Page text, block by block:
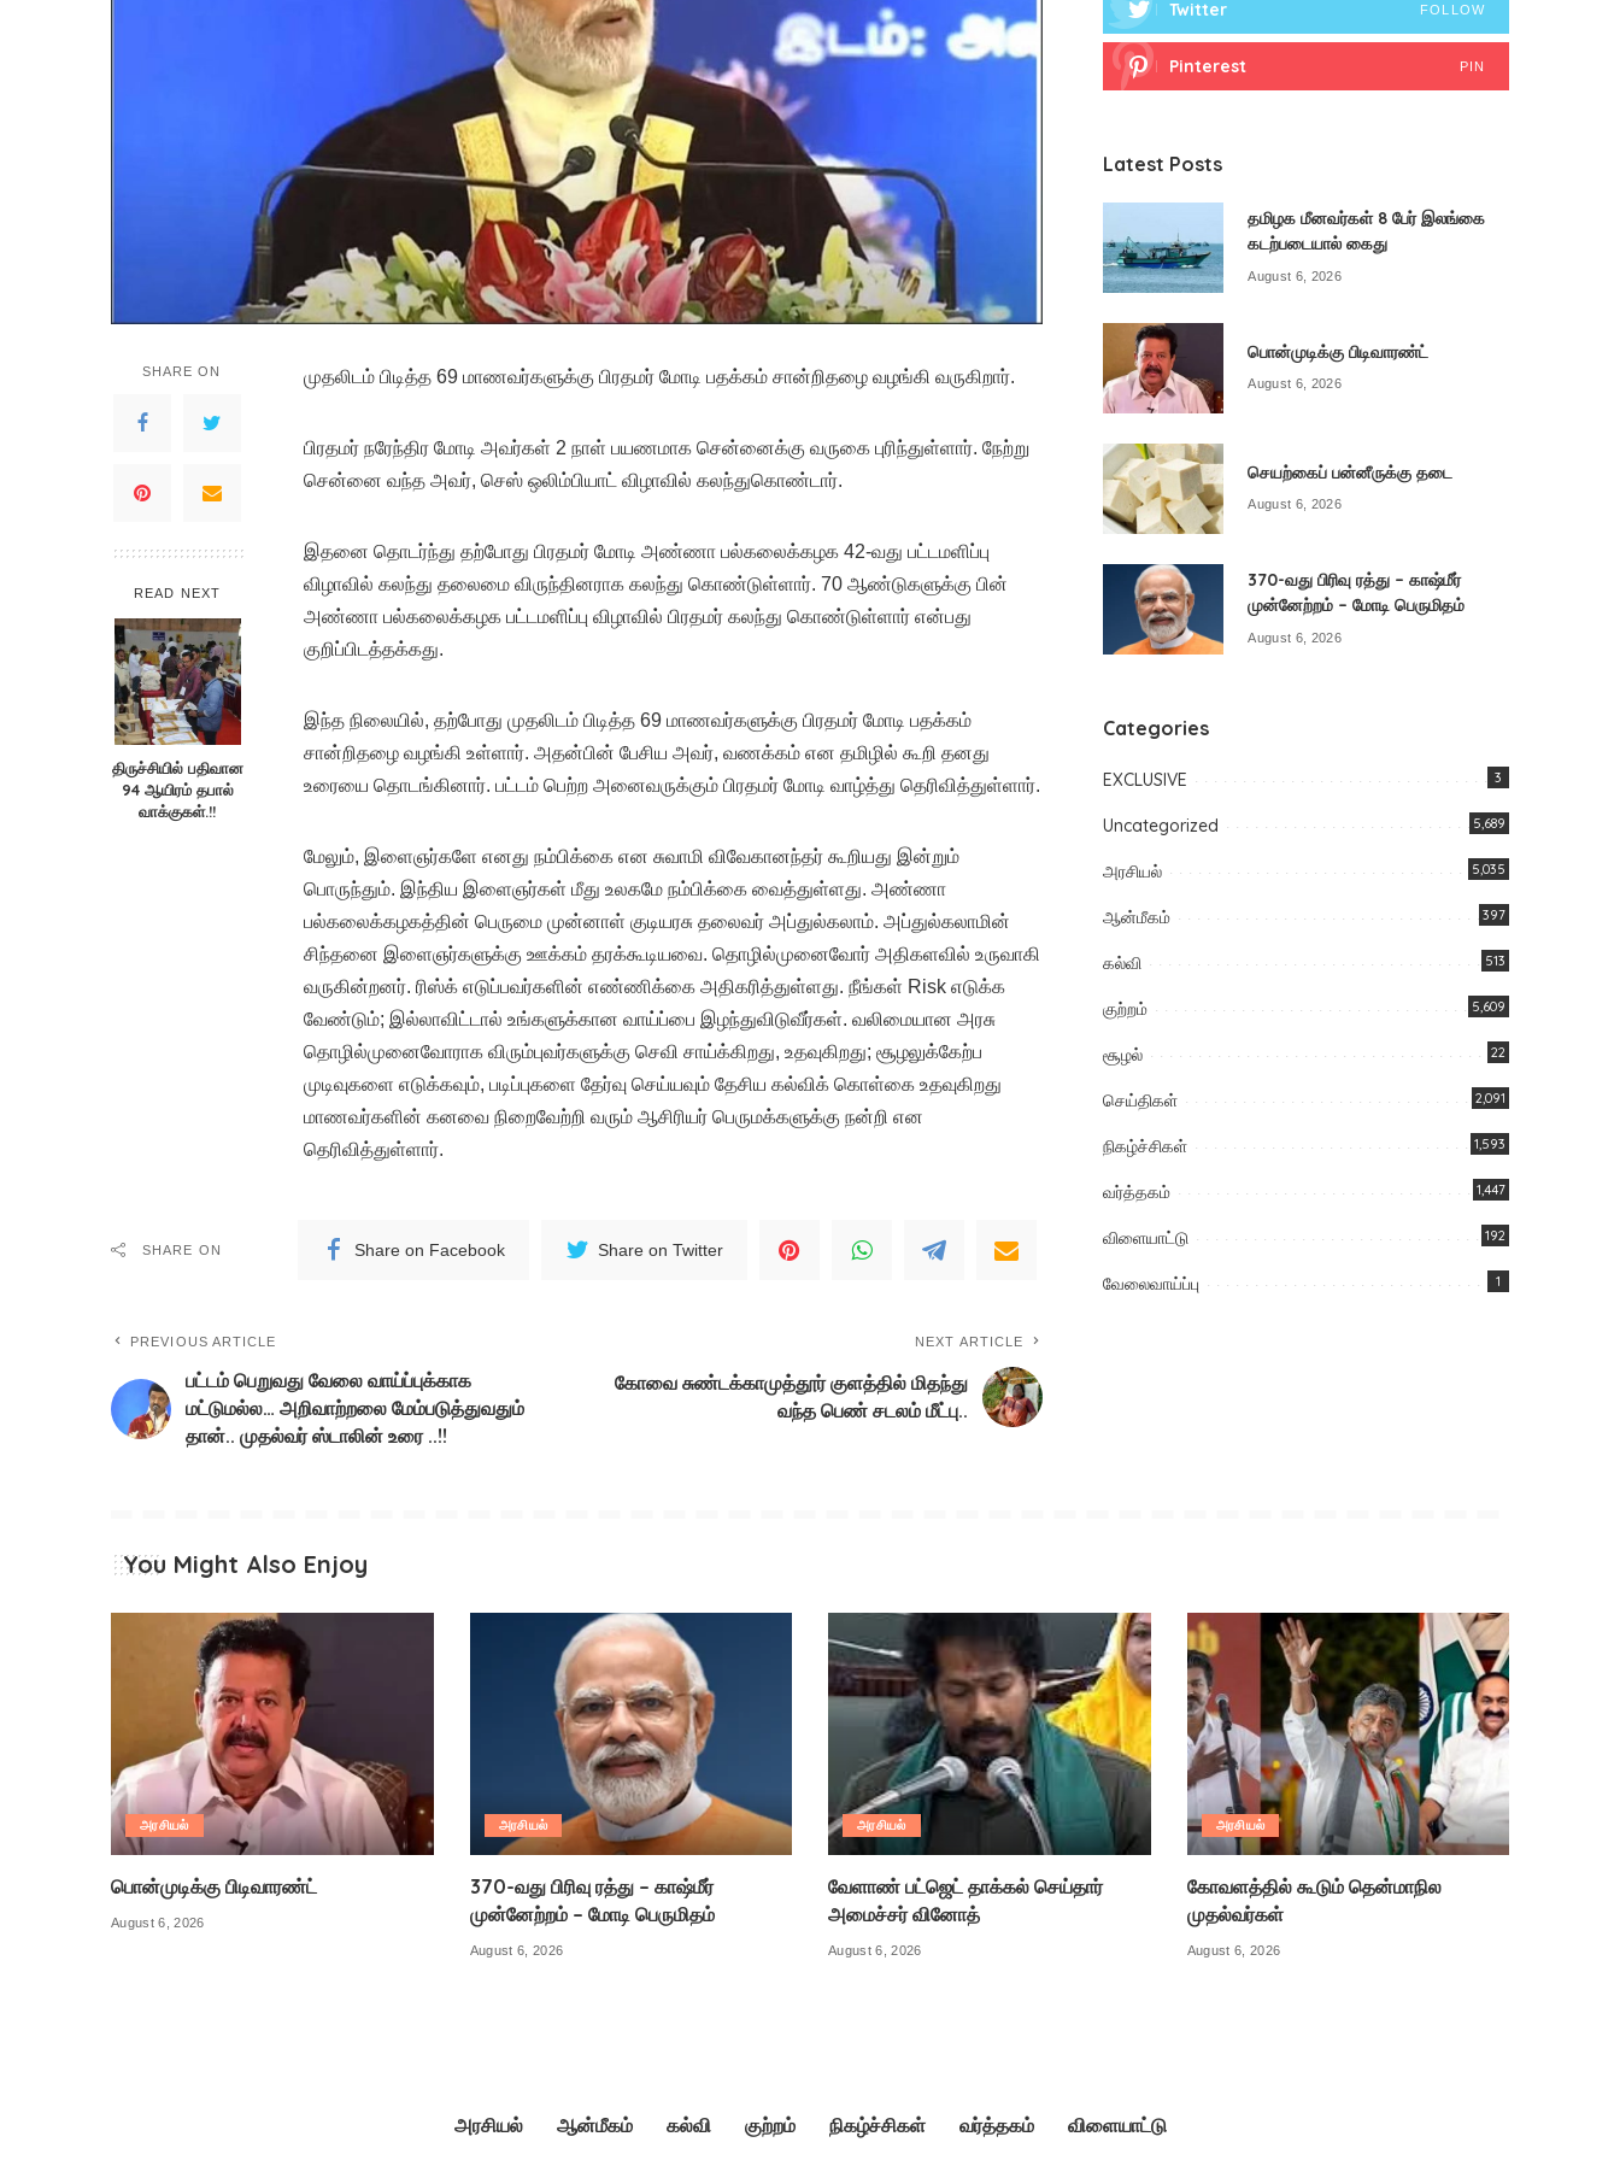
SHARE ON
READ NEXT
திருச்சியில் பதிவான
94 ஆயிரம் தபால்
வாக்குகள்.!!
முதலிடம் பிடித்த 69 மாணவர்களுக்கு பிரதமர் மோடி பதக்கம் சான்றிதழை வழங்கி வருகிறார்.
பிரதமர் நரேந்திர மோடி அவர்கள் 2 நாள் பயணமாக சென்னைக்கு வருகை புரிந்துள்ளார். நேற்று
சென்னை வந்த அவர், செஸ் ஒலிம்பியாட் விழாவில் கலந்துகொண்டார்.
இதனை தொடர்ந்து தற்போது பிரதமர் மோடி அண்ணா பல்கலைக்கழக 42-வது பட்டமளிப்பு
விழாவில் கலந்து தலைமை விருந்தினராக கலந்து கொண்டுள்ளார். 70 ஆண்டுகளுக்கு பின்
அண்ணா பல்கலைக்கழக பட்டமளிப்பு விழாவில் பிரதமர் கலந்து கொண்டுள்ளார் என்பது
குறிப்பிடத்தக்கது.
இந்த நிலையில், தற்போது முதலிடம் பிடித்த 69 மாணவர்களுக்கு பிரதமர் மோடி பதக்கம்
சான்றிதழை வழங்கி உள்ளார். அதன்பின் பேசிய அவர், வணக்கம் என தமிழில் கூறி தனது
உரையை தொடங்கினார். பட்டம் பெற்ற அனைவருக்கும் பிரதமர் மோடி வாழ்த்து தெரிவித்துள்ளார்.
மேலும், இளைஞர்களே எனது நம்பிக்கை என சுவாமி விவேகானந்தர் கூறியது இன்றும்
பொருந்தும். இந்திய இளைஞர்கள் மீது உலகமே நம்பிக்கை வைத்துள்ளது. அண்ணா
பல்கலைக்கழகத்தின் பெருமை முன்னாள் குடியரசு தலைவர் அப்துல்கலாம். அப்துல்கலாமின்
சிந்தனை இளைஞர்களுக்கு ஊக்கம் தரக்கூடியவை. தொழில்முனைவோர் அதிகளவில் உருவாகி
வருகின்றனர். ரிஸ்க் எடுப்பவர்களின் எண்ணிக்கை அதிகரித்துள்ளது. நீங்கள் Risk எடுக்க
வேண்டும்; இல்லாவிட்டால் உங்களுக்கான வாய்ப்பை இழந்துவிடுவீர்கள். வலிமையான அரசு
தொழில்முனைவோராக விரும்புவர்களுக்கு செவி சாய்க்கிறது, உதவுகிறது; சூழலுக்கேற்ப
முடிவுகளை எடுக்கவும், படிப்புகளை தேர்வு செய்யவும் தேசிய கல்விக் கொள்கை உதவுகிறது
மாணவர்களின் கனவை நிறைவேற்றி வரும் ஆசிரியர் பெருமக்களுக்கு நன்றி என
தெரிவித்துள்ளார்.
SHARE ON Share on Facebook Share on Twitter
PREVIOUS ARTICLE
பட்டம் பெறுவது வேலை வாய்ப்புக்காக
மட்டுமல்ல… அறிவாற்றலை மேம்படுத்துவதும்
தான்.. முதல்வர் ஸ்டாலின் உரை ..!!
NEXT ARTICLE
கோவை சுண்டக்காமுத்தூர் குளத்தில் மிதந்து
வந்த பெண் சடலம் மீட்பு..
Twitter FOLLOW
Pinterest PIN
Latest Posts
தமிழக மீனவர்கள் 8 பேர் இலங்கை
கடற்படையால் கைது
August 6, 2026
பொன்முடிக்கு பிடிவாரண்ட்
August 6, 2026
செயற்கைப் பன்னீருக்கு தடை
August 6, 2026
370-வது பிரிவு ரத்து – காஷ்மீர்
முன்னேற்றம் – மோடி பெருமிதம்
August 6, 2026
Categories
EXCLUSIVE 3
Uncategorized 5,689
அரசியல் 5,035
ஆன்மீகம் 397
கல்வி 513
குற்றம் 5,609
சூழல் 22
செய்திகள் 2,091
நிகழ்ச்சிகள் 1,593
வர்த்தகம் 1,447
விளையாட்டு 192
வேலைவாய்ப்பு 1
You Might Also Enjoy
அரசியல்
பொன்முடிக்கு பிடிவாரண்ட்
August 6, 2026
அரசியல்
370-வது பிரிவு ரத்து – காஷ்மீர்
முன்னேற்றம் – மோடி பெருமிதம்
August 6, 2026
அரசியல்
வேளாண் பட்ஜெட் தாக்கல் செய்தார்
அமைச்சர் வினோத்
August 6, 2026
அரசியல்
கோவளத்தில் கூடும் தென்மாநில
முதல்வர்கள்
August 6, 2026
அரசியல் ஆன்மீகம் கல்வி குற்றம் நிகழ்ச்சிகள் வர்த்தகம் விளையாட்டு